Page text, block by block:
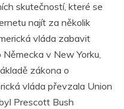
skutečností, které se
najít za několik
vláda zabavit
v New Yorku,
zákona o
vláda převzala Union
Prescott Bush